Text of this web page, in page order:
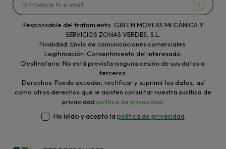
Responsable del tratamiento: GREEN MOVERS MECÁNICA Y
SERVICIOS ZONAS VERDES, S.L.
Finalidad: Envío de comunicaciones comerciales.
Legitimación: Consentimiento del interesado.
Destinatario: No está prevista ninguna cesión de sus datos a
terceros.
Derechos: Puede acceder, rectificar y suprimir los datos, así
como otros derechos que le asisten consultar nuestra política de
privacidad política de privacidad.
He leído y acepto la política de privacidad